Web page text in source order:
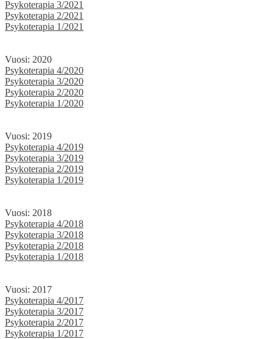
Psykoterapia 3/2021
Psykoterapia 2/2021
Psykoterapia 1/2021
Vuosi: 2020
Psykoterapia 4/2020
Psykoterapia 3/2020
Psykoterapia 2/2020
Psykoterapia 1/2020
Vuosi: 2019
Psykoterapia 4/2019
Psykoterapia 3/2019
Psykoterapia 2/2019
Psykoterapia 1/2019
Vuosi: 2018
Psykoterapia 4/2018
Psykoterapia 3/2018
Psykoterapia 2/2018
Psykoterapia 1/2018
Vuosi: 2017
Psykoterapia 4/2017
Psykoterapia 3/2017
Psykoterapia 2/2017
Psykoterapia 1/2017